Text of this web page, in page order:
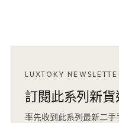
LUXTOKY
訂閱此系列新貨
率先收到此系列最新二手